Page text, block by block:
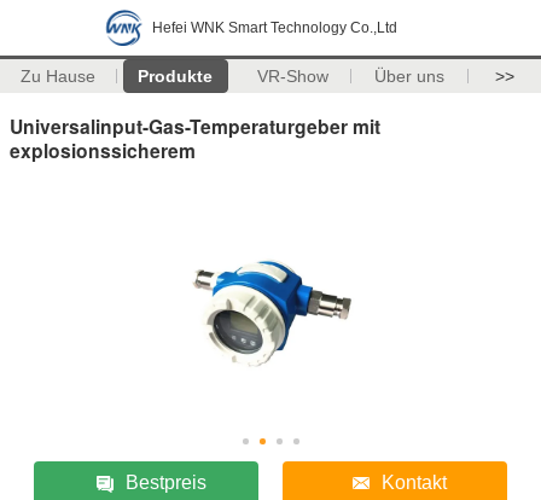
Hefei WNK Smart Technology Co.,Ltd
Zu Hause Produkte VR-Show Über uns >>
Universalinput-Gas-Temperaturgeber mit
explosionssicherem
Bestpreis Kontakt